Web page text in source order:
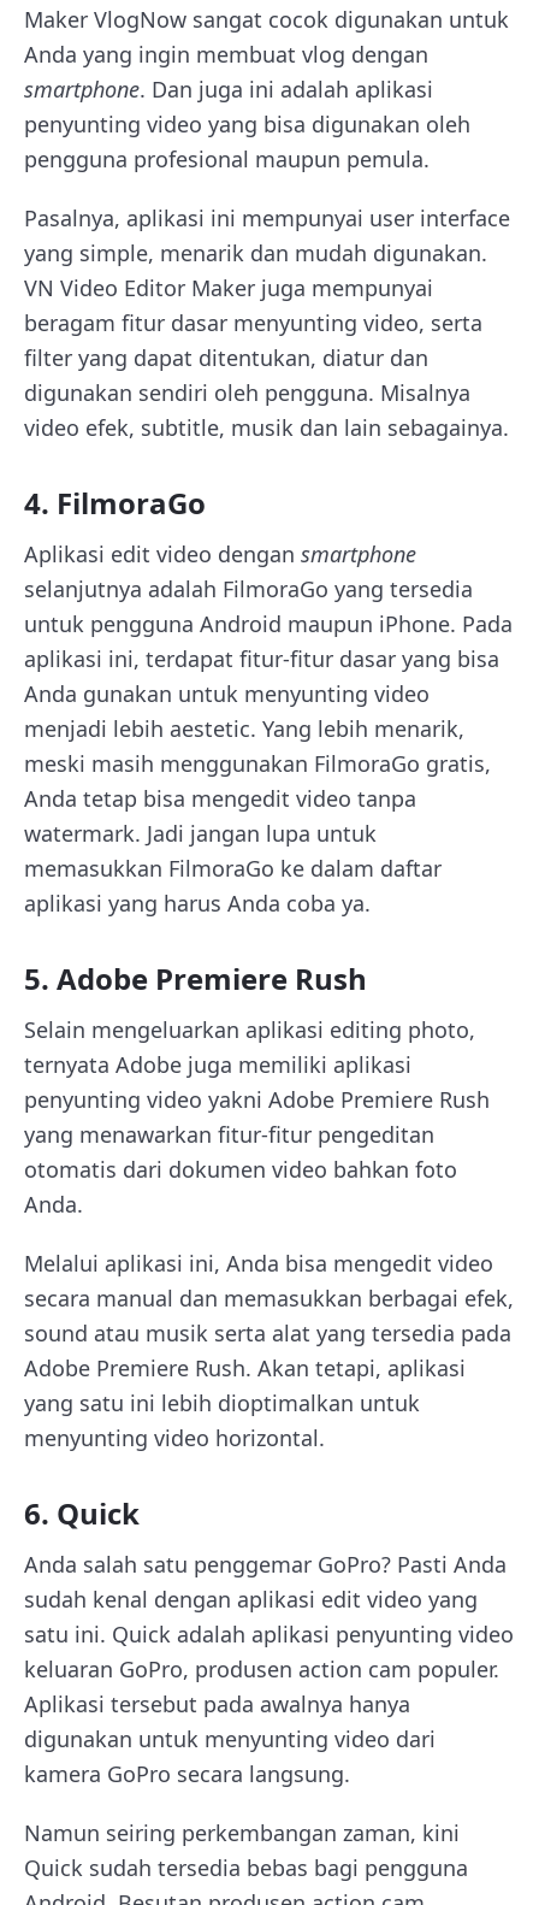
Maker VlogNow sangat cocok digunakan untuk
Anda yang ingin membuat vlog dengan
smartphone. Dan juga ini adalah aplikasi
penyunting video yang bisa digunakan oleh
pengguna profesional maupun pemula.
Pasalnya, aplikasi ini mempunyai user interface
yang simple, menarik dan mudah digunakan.
VN Video Editor Maker juga mempunyai
beragam fitur dasar menyunting video, serta
filter yang dapat ditentukan, diatur dan
digunakan sendiri oleh pengguna. Misalnya
video efek, subtitle, musik dan lain sebagainya.
4. FilmoraGo
Aplikasi edit video dengan smartphone
selanjutnya adalah FilmoraGo yang tersedia
untuk pengguna Android maupun iPhone. Pada
aplikasi ini, terdapat fitur-fitur dasar yang bisa
Anda gunakan untuk menyunting video
menjadi lebih aestetic. Yang lebih menarik,
meski masih menggunakan FilmoraGo gratis,
Anda tetap bisa mengedit video tanpa
watermark. Jadi jangan lupa untuk
memasukkan FilmoraGo ke dalam daftar
aplikasi yang harus Anda coba ya.
5. Adobe Premiere Rush
Selain mengeluarkan aplikasi editing photo,
ternyata Adobe juga memiliki aplikasi
penyunting video yakni Adobe Premiere Rush
yang menawarkan fitur-fitur pengeditan
otomatis dari dokumen video bahkan foto
Anda.
Melalui aplikasi ini, Anda bisa mengedit video
secara manual dan memasukkan berbagai efek,
sound atau musik serta alat yang tersedia pada
Adobe Premiere Rush. Akan tetapi, aplikasi
yang satu ini lebih dioptimalkan untuk
menyunting video horizontal.
6. Quick
Anda salah satu penggemar GoPro? Pasti Anda
sudah kenal dengan aplikasi edit video yang
satu ini. Quick adalah aplikasi penyunting video
keluaran GoPro, produsen action cam populer.
Aplikasi tersebut pada awalnya hanya
digunakan untuk menyunting video dari
kamera GoPro secara langsung.
Namun seiring perkembangan zaman, kini
Quick sudah tersedia bebas bagi pengguna